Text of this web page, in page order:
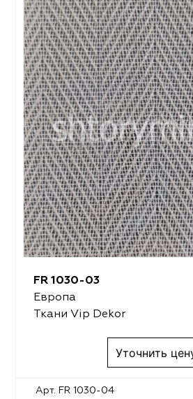
FR 1030-03
Европа
Ткани Vip Dekor
Уточнить
Арт. FR 1030-04